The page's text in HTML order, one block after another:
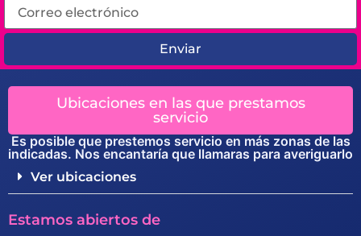
Enviar
Ubicaciones en las que prestamos
servicio
Es posible que prestemos servicio en más zonas de las
indicadas. Nos encantaría que llamaras para averiguarlo
Ver ubicaciones
Estamos abiertos de